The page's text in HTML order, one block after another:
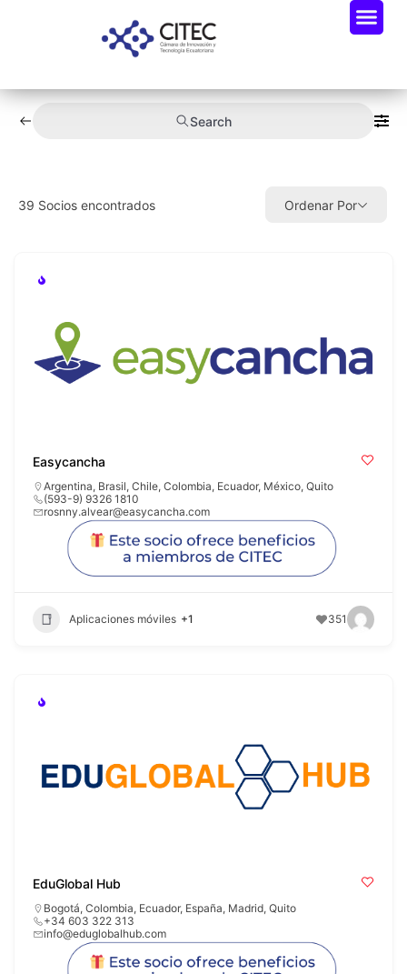
Search
39 Socios encontrados Ordenar Por
Easycancha
Argentina, Brasil, Chile, Colombia, Ecuador, México, Quito
(593-9) 9326 1810
rosnny.alvear@easycancha.com
Aplicaciones móviles +1 351
EduGlobal Hub
Bogotá, Colombia, Ecuador, España, Madrid, Quito
+34 603 322 313
info@eduglobalhub.com